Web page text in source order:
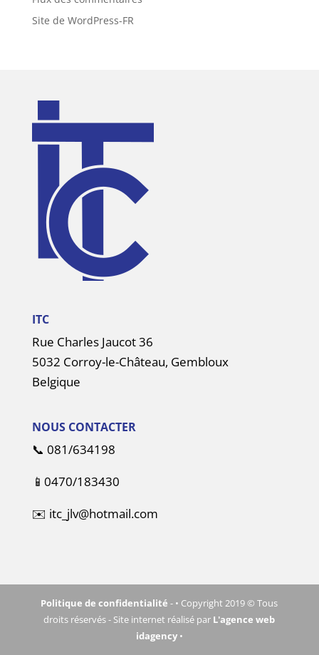
Site de WordPress-FR
ITC
Rue Charles Jaucot 36
5032 Corroy-le-Château, Gembloux
Belgique
NOUS CONTACTER
📞 081/634198
📱 0470/183430
✉️ itc_jlv@hotmail.com
Politique de confidentialité - • Copyright 2019 © Tous
droits réservés - Site internet réalisé par L'agence web
idagency•